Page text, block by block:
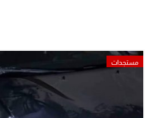
مستجدات